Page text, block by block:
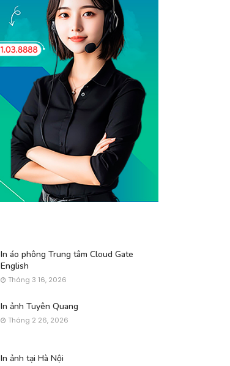
In áo phông Trung tâm Cloud Gate
English
Tháng 3 16, 2026
In ảnh Tuyên Quang
Tháng 2 26, 2026
In ảnh tại Hà Nội